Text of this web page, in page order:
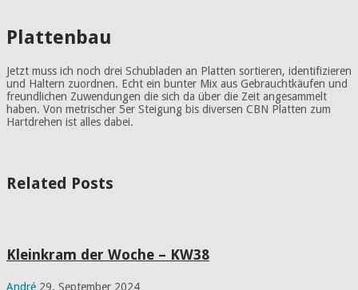
Plattenbau
Jetzt muss ich noch drei Schubladen an Platten sortieren, identifizieren
und Haltern zuordnen. Echt ein bunter Mix aus Gebrauchtkäufen und
freundlichen Zuwendungen die sich da über die Zeit angesammelt
haben. Von metrischer 5er Steigung bis diversen CBN Platten zum
Hartdrehen ist alles dabei.
Related Posts
Kleinkram der Woche – KW38
André 29. September 2024